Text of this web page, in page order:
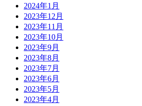
2024年1月
2023年12月
2023年11月
2023年10月
2023年9月
2023年8月
2023年7月
2023年6月
2023年5月
2023年4月